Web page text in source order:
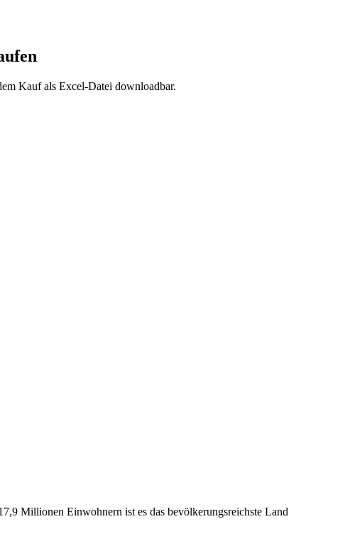
Kauf als Excel-Datei downloadbar.
Millionen Einwohnern ist es das bevölkerungsreichste Land